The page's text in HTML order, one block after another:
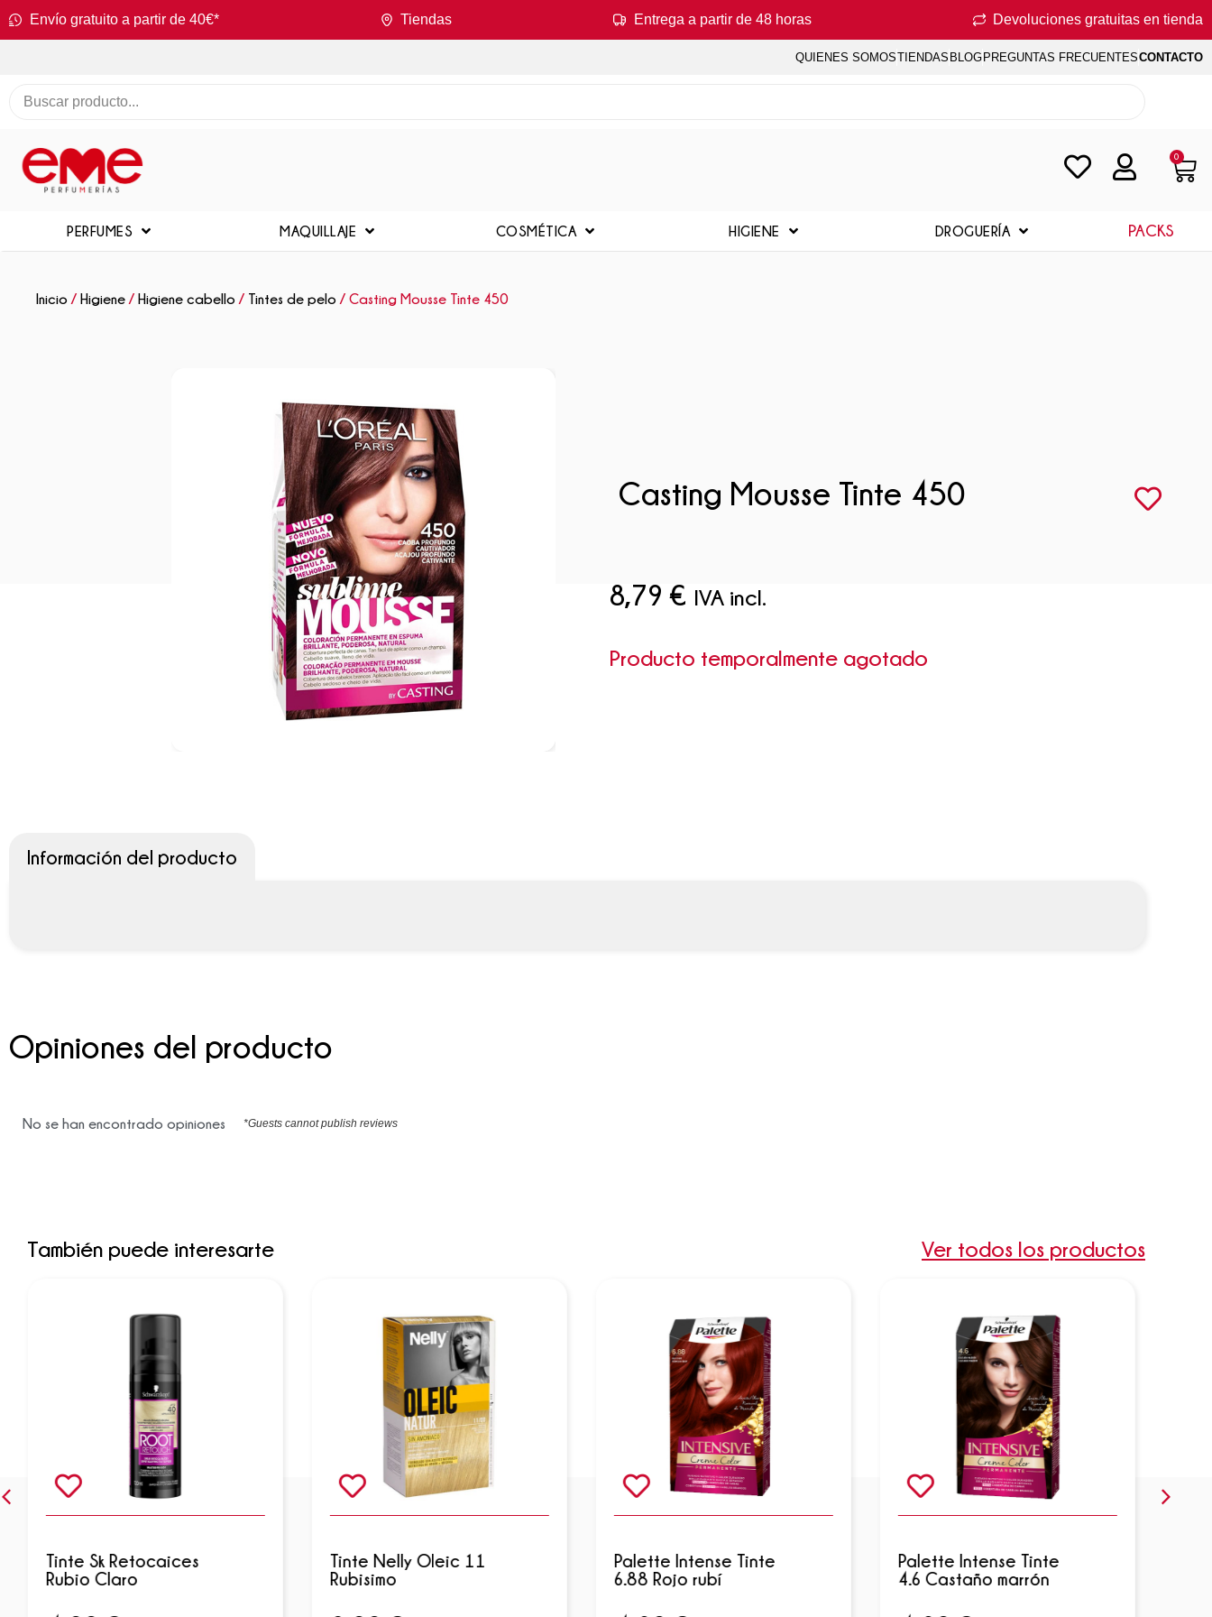
Envío gratuito a partir de 40€* Tiendas Entrega a partir de 48 horas Devoluciones gratuitas en tienda
QUIENES SOMOSTIENDAS BLOG PREGUNTAS FRECUENTESCONTACTO
0
PERFUMES MAQUILLAJE COSMÉTICA HIGIENE DROGUERÍA PACKS
Inicio / Higiene / Higiene cabello / Tintes de pelo / Casting Mousse Tinte 450
Casting Mousse Tinte 450
8,79€ IVA incl.
Producto temporalmente agotado
Información del producto
Opiniones del producto
No se han encontrado opiniones *Guests cannot publish reviews
También puede interesarte Ver todos los productos
Tinte Sk Retocaices
Rubio Claro
Tinte Nelly Oleic 11
Rubisimo
Palette Intense Tinte
6.88 Rojo rubí
Palette Intense Tinte
4.6 Castaño marrón